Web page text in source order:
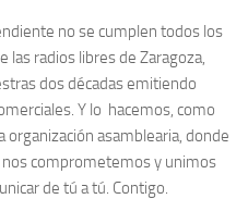
no se cumplen todos los
las radios libres de Zaragoza,
dos décadas emitiendo
Y lo hacemos, como
asamblearia, donde
nos comprometemos y unimos
de tú a tú. Contigo.